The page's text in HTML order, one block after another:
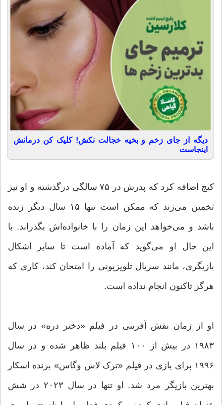
دیگه از جای زخم و بخیه خجالت نکش! کلیک کن درمانش
اینجاست
کیج اضافه کرد که پدرش در ۷۵ سالگی درگذشته و او نیز
تخمین می‌زند که ممکن است تنها ۱۵ سال دیگر زنده
باشد و می‌خواهد این زمان را با خانواده‌اش بگذراند. با
این حال او می‌گوید که آماده است تا سایر اشکال
بازیگری، مانند سریال تلویزیونی را امتحان کند، کاری که
هرگز تاکنون انجام نداده است.
او از زمان نقش آفرینی در فیلم «دختر دره» در سال
۱۹۸۳ در بیش از ۱۰۰ فیلم بلند ظاهر شده و در سال
۱۹۹۶ برای بازی در فیلم «ترک لاس وگاس» برنده اسکار
بهترین بازیگر مرد شد. او تنها در سال ۲۰۲۳ در شش